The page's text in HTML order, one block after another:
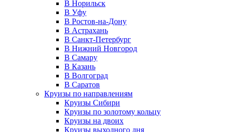
В Норильск
В Уфу
В Ростов-на-Дону
В Астрахань
В Санкт-Петербург
В Нижний Новгород
В Самару
В Казань
В Волгоград
В Саратов
Круизы по направлениям
Круизы Сибири
Круизы по золотому кольцу
Круизы на двоих
Круизы выходного дня